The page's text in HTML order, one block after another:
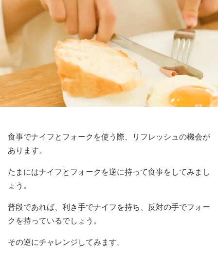
食事でナイフとフォークを使う際、リフレッシュの機会が
あります。
たまにはナイフとフォークを逆に持って食事をしてみまし
ょう。
普段であれば、利き手でナイフを持ち、反対の手でフォー
クを持っているでしょう。
その逆にチャレンジしてみます。